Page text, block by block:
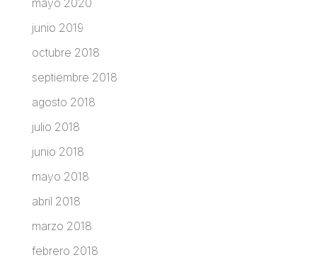
mayo 2020
junio 2019
octubre 2018
septiembre 2018
agosto 2018
julio 2018
junio 2018
mayo 2018
abril 2018
marzo 2018
febrero 2018